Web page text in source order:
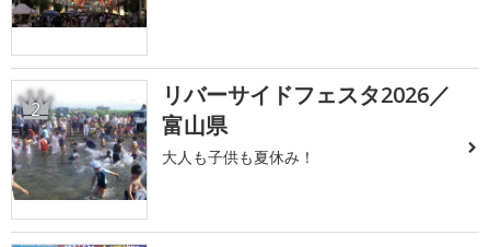
2
リバーサイドフェスタ2026／
富山県
大人も子供も夏休み！